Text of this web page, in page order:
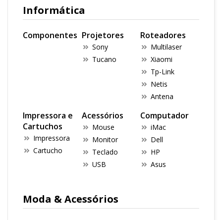
Informática
Componentes Projetores
Sony
Tucano
Roteadores
Multilaser
Xiaomi
Tp-Link
Netis
Antena
Impressora e
Cartuchos
Impressora
Cartucho
Acessórios
Mouse
Monitor
Teclado
USB
Computador
iMac
Dell
HP
Asus
Moda & Acessórios